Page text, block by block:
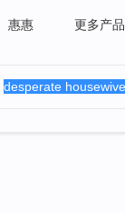
惠惠 更多产品